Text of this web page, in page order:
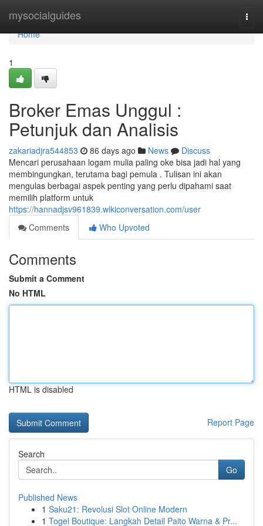
mysocialguides
Home
Home
1
Broker Emas Unggul :
Petunjuk dan Analisis
zakariadjra544853 86 days ago News
Discuss
Mencari perusahaan logam mulia paling oke bisa jadi hal yang
membingungkan, terutama bagi pemula . Tulisan ini akan
mengulas berbagai aspek penting yang perlu dipahami saat
memilih platform untuk
https://hannadjsv961839.wikiconversation.com/user
Comments
Who Upvoted
Comments
Submit a Comment
No HTML
HTML is disabled
Report Page
Search
Go
Published News
1 Saku21: Revolusi Slot Online Modern
1 Togel Boutique: Langkah Detail Paito Warna & Pr...